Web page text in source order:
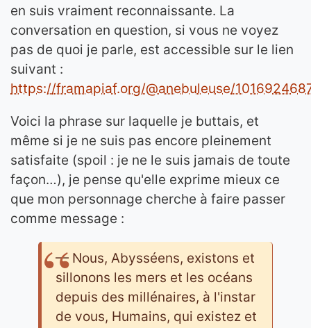
en suis vraiment reconnaissante. La
conversation en question, si vous ne voyez
pas de quoi je parle, est accessible sur le lien
suivant :
https://framapiaf.org/@anebuleuse/
Voici la phrase sur laquelle je buttais, et
même si je ne suis pas encore pleinement
satisfaite (spoil : je ne le suis jamais de toute
façon…), je pense qu'elle exprime mieux ce
que mon personnage cherche à faire passer
comme message :
— Nous, Abysséens, existons et
sillonons les mers et les océans
depuis des millénaires, à l'instar
de vous, Humains, qui existez et